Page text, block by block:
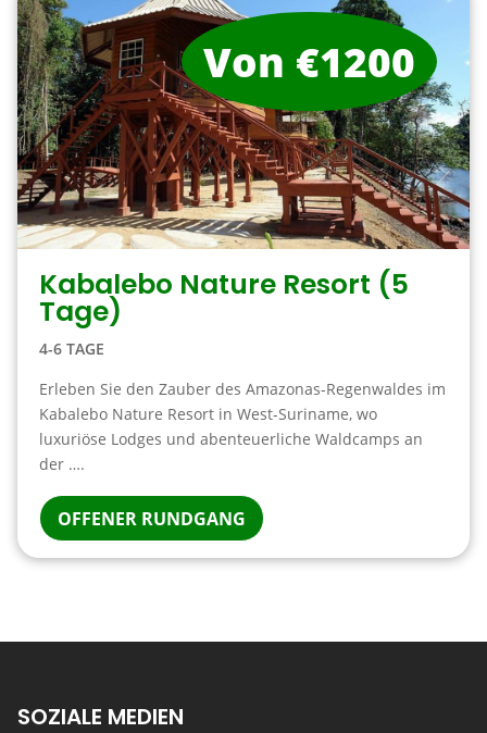
Kabalebo Nature Resort (5
Tage)
4-6 TAGE
Erleben Sie den Zauber des Amazonas-Regenwaldes im
Kabalebo Nature Resort in West-Suriname, wo
luxuriöse Lodges und abenteuerliche Waldcamps an
der ….
OFFENER RUNDGANG
Von €1200
SOZIALE MEDIEN